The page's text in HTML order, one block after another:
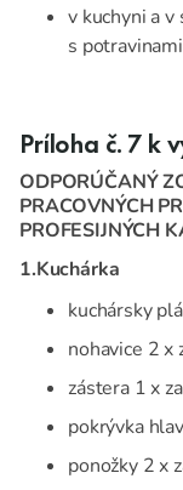
v kuchyni a v
s
Príloha č. 7 k
ODPORÚČANÝ
PRACOVNÝCH
PROFESIJNÝCH
1.Kuchárka
kuchársky
nohavice 2 x
zástera 1 x
pokrývka
ponožky 2 x